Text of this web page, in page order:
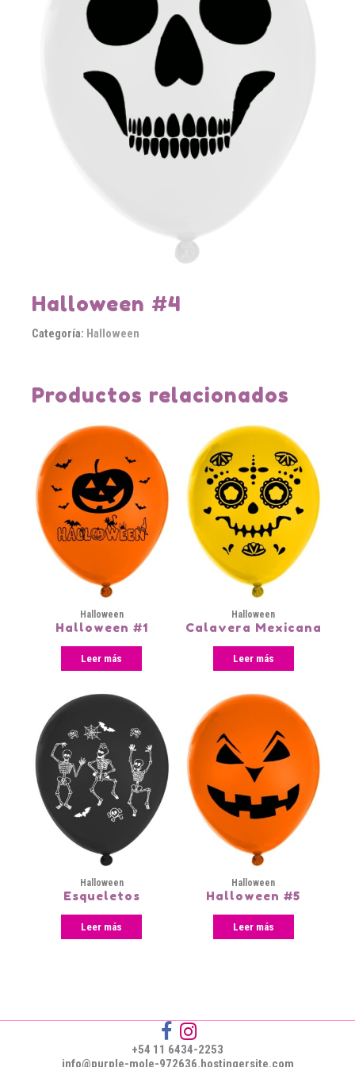
Halloween #4
Categoría: Halloween
Productos relacionados
Halloween
Halloween #1
Leer más
Halloween
Calavera Mexicana
Leer más
Halloween
Esqueletos
Leer más
Halloween
Halloween #5
Leer más
+54 11 6434-2253
info@purple-mole-972636.hostingersite.com